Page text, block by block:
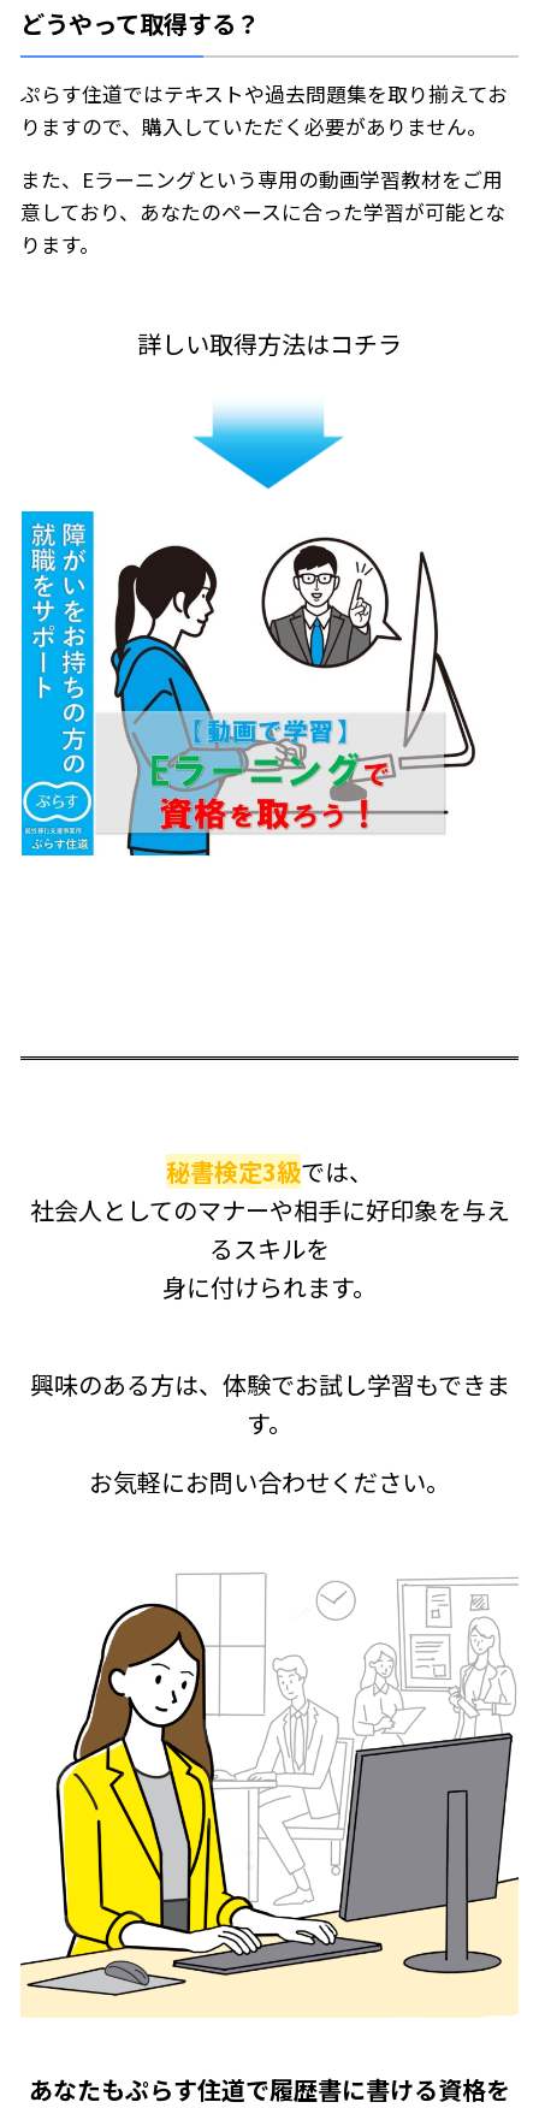
どうやって取得する？
ぷらす住道ではテキストや過去問題集を取り揃えてお
りますので、購入していただく必要がありません。
また、Eラーニングという専用の動画学習教材をご用
意しており、あなたのペースに合った学習が可能とな
ります。
詳しい取得方法はコチラ
秘書検定3級では、
社会人としてのマナーや相手に好印象を与え
るスキルを
身に付けられます。
興味のある方は、体験でお試し学習もできま
す。
お気軽にお問い合わせください。
あなたもぷらす住道で履歴書に書ける資格を